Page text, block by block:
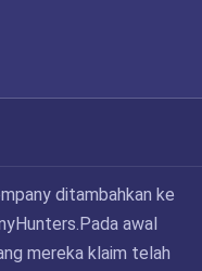
ditambahkan ke
awal
mereka klaim telah